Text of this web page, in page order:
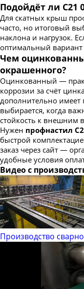
Подойдёт ли С21
Для скатных крыш
часто, но итоговый
наклона и нагрузок.
оптимальный вариант
Чем
окрашенного?
Оцинкованный —
коррозии за счёт
дополнительно
выбирается, когда
стойкость к внешним
Нужен профнастил
быстрой
заказ через сайт —
удобные условия
Видео с
Производство